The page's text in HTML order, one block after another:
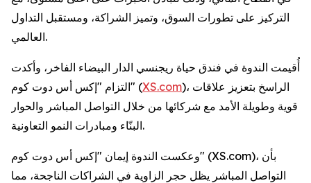
التركيز على تطورات السوق، وتميز الشراكة، ومستقبل التداول
العالمي.
أُقيمت الندوة في فندق حياة ريجنسي الدار البيضاء الفاخر، وأكدت
التزام "إكس أس دوت كوم" (XS.com)، الراسخ بتعزيز علاقات
قوية وطويلة الأمد مع شركائها من خلال التواصل المباشر والحوار
البنّاء ومبادرات النمو التعاونية.
وعكست الندوة إيمان "إكس أس دوت كوم" (XS.com)، بأن
التواصل المباشر يظل حجر الزاوية في الشراكات الناجحة، مما